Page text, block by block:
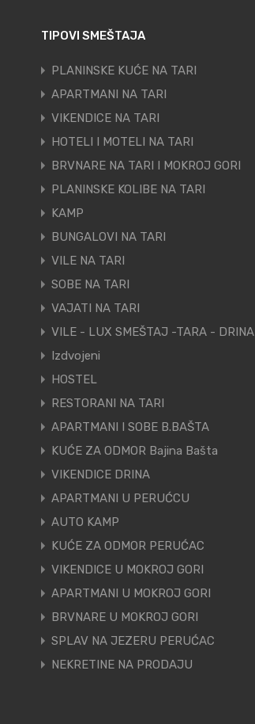
TIPOVI SMEŠTAJA
PLANINSKE KUĆE NA TARI
APARTMANI NA TARI
VIKENDICE NA TARI
HOTELI I MOTELI NA TARI
BRVNARE NA TARI I MOKROJ GORI
PLANINSKE KOLIBE NA TARI
KAMP
BUNGALOVI NA TARI
VILE NA TARI
SOBE NA TARI
VAJATI NA TARI
VILE - LUX SMEŠTAJ -TARA - DRINA
Izdvojeni
HOSTEL
RESTORANI NA TARI
APARTMANI I SOBE B.BAŠTA
KUĆE ZA ODMOR Bajina Bašta
VIKENDICE DRINA
APARTMANI U PERUĆCU
AUTO KAMP
KUĆE ZA ODMOR PERUĆAC
VIKENDICE U MOKROJ GORI
APARTMANI U MOKROJ GORI
BRVNARE U MOKROJ GORI
SPLAV NA JEZERU PERUĆAC
NEKRETINE NA PRODAJU